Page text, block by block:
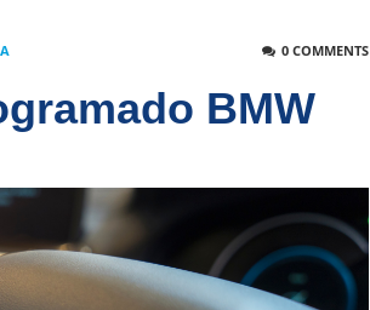
0 COMMENTS
BMW